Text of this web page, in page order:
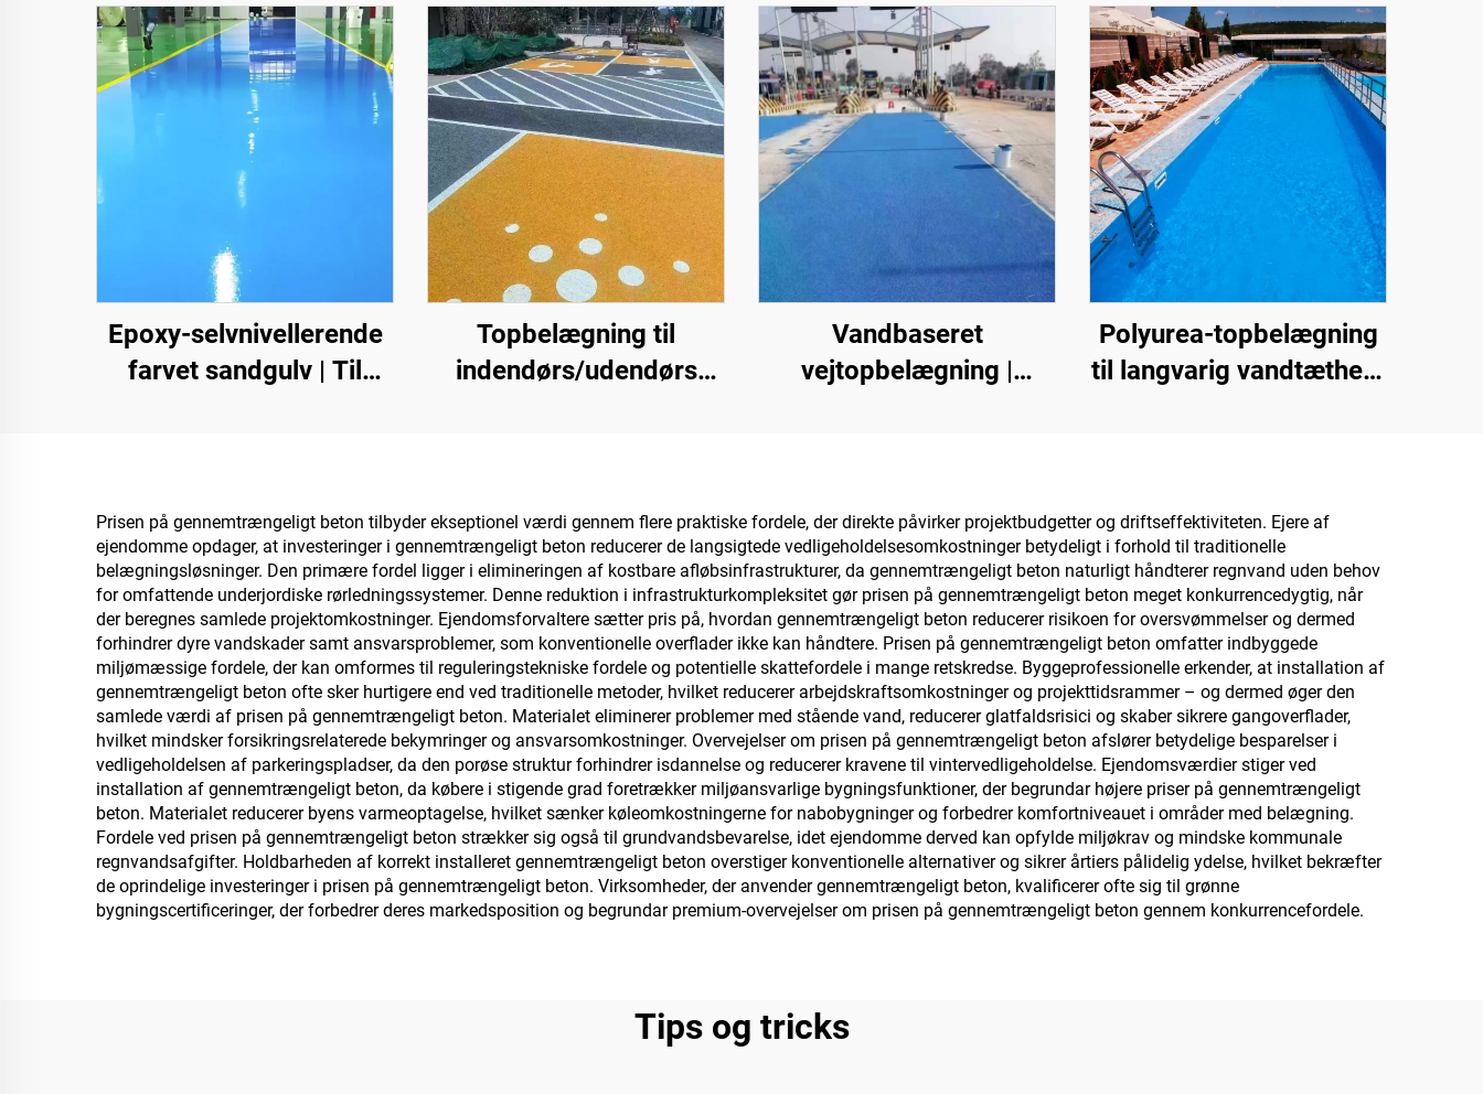
Epoxy-selvnivellerende
farvet sandgulv | Til
Topbelægning til
indendørs/udendørs
asfaltvandtætning,
silikone-PU-renovering,
PMA, EPDM,
vand-/oliebaserede
epoxy-underlag,
marmor,
belægningsfliser,
gennemtrængelige
betonoverflader,
køretøjsanvendelser mv.
Vandbaseret
vejtopbelægning |
indendørs og udendørs
belægninger
Polyurea-topbelægning
til langvarig vandtæthed,
Prisen på gennemtrængeligt beton tilbyder ekseptionel værdi gennem flere praktiske fordele, der direkte påvirker projektbudgetter og driftseffektiviteten. Ejere af
ejendomme opdager, at investeringer i gennemtrængeligt beton reducerer de langsigtede vedligeholdelsesomkostninger betydeligt i forhold til traditionelle
belægningsløsninger. Den primære fordel ligger i elimineringen af kostbare afløbsinfrastrukturer, da gennemtrængeligt beton naturligt håndterer regnvand uden behov
for omfattende underjordiske rørledningssystemer. Denne reduktion i infrastrukturkompleksitet gør prisen på gennemtrængeligt beton meget konkurrencedygtig, når
der beregnes samlede projektomkostninger. Ejendomsforvaltere sætter pris på, hvordan gennemtrængeligt beton reducerer risikoen for oversvømmelser og dermed
forhindrer dyre vandskader samt ansvarsproblemer, som konventionelle overflader ikke kan håndtere. Prisen på gennemtrængeligt beton omfatter indbyggede
miljømæssige fordele, der kan omformes til reguleringstekniske fordele og potentielle skattefordele i mange retskredse. Byggeprofessionelle erkender, at installation af
gennemtrængeligt beton ofte sker hurtigere end ved traditionelle metoder, hvilket reducerer arbejdskraftsomkostninger og projekttidsrammer – og dermed øger den
samlede værdi af prisen på gennemtrængeligt beton. Materialet eliminerer problemer med stående vand, reducerer glatfaldsrisici og skaber sikrere gangoverflader,
hvilket mindsker forsikringsrelaterede bekymringer og ansvarsomkostninger. Overvejelser om prisen på gennemtrængeligt beton afslører betydelige besparelser i
vedligeholdelsen af parkeringspladser, da den porøse struktur forhindrer isdannelse og reducerer kravene til vintervedligeholdelse. Ejendomsværdier stiger ved
installation af gennemtrængeligt beton, da købere i stigende grad foretrækker miljøansvarlige bygningsfunktioner, der begrundar højere priser på gennemtrængeligt
beton. Materialet reducerer byens varmeoptagelse, hvilket sænker køleomkostningerne for nabobygninger og forbedrer komfortniveauet i områder med belægning.
Fordele ved prisen på gennemtrængeligt beton strækker sig også til grundvandsbevarelse, idet ejendomme derved kan opfylde miljøkrav og mindske kommunale
regnvandsafgifter. Holdbarheden af korrekt installeret gennemtrængeligt beton overstiger konventionelle alternativer og sikrer årtiers pålidelig ydelse, hvilket bekræfter
de oprindelige investeringer i prisen på gennemtrængeligt beton. Virksomheder, der anvender gennemtrængeligt beton, kvalificerer ofte sig til grønne
bygningscertificeringer, der forbedrer deres markedsposition og begrundar premium-overvejelser om prisen på gennemtrængeligt beton gennem konkurrencefordele.
Tips og tricks